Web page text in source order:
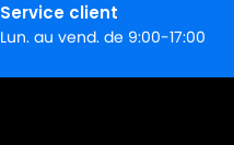
Service client
Lun. au vend. de 9:00-17:00